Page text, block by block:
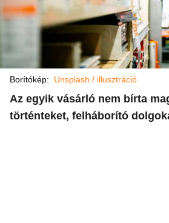
Borítókép: Unsplash / illusztráció
Az egyik vásárló nem bírta
történteket, felháborító